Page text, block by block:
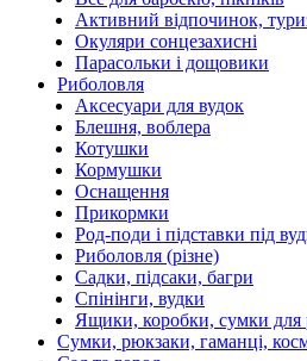
Активний відпочинок,
Окуляри сонцезахисні
Парасольки і дощовики
Риболовля
Аксесуари для вудок
Блешня, воблера
Котушки
Кормушки
Оснащення
Прикормки
Род-поди і підставки під
Риболовля (різне)
Садки, підсаки, багри
Спінінги, вудки
Ящики, коробки, сумки для
Сумки, рюкзаки, гаманці,